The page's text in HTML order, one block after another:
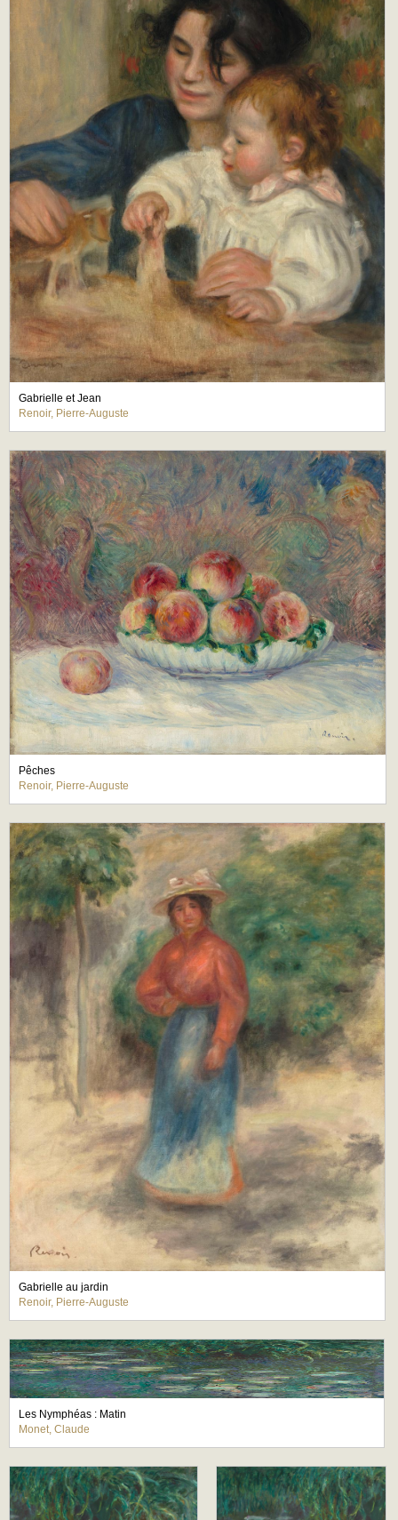
Gabrielle et Jean
Renoir, Pierre-Auguste
Pêches
Renoir, Pierre-Auguste
Gabrielle au jardin
Renoir, Pierre-Auguste
Les Nymphéas : Matin
Monet, Claude